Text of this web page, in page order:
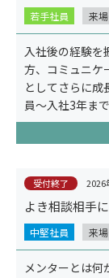
若手社員 来場
入社後の経験を
方、コミュニケ
としてさらに
員～入社3年ま
受付終了 2026
よき相談相手
中堅社員 来場
メンターとは何